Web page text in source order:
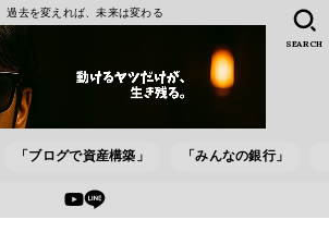
過去を変えれば、未来は変わる
「ブログで資産構築」 「みんなの銀行」
SEARCH